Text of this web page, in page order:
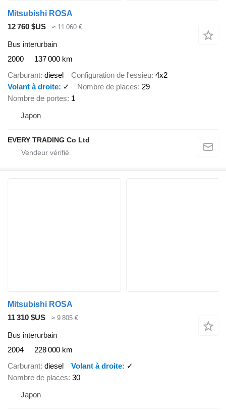
Mitsubishi ROSA
12 760 $US
≈ 11 060 €
Bus interurbain
2000
137 000 km
Carburant diesel Configuration de l'essieu 4x2
Volant à droite
✓ Nombre de places 29
Nombre de portes 1
Japon
EVERY TRADING Co Ltd
Mitsubishi ROSA
11 310 $US
≈ 9 805 €
Bus interurbain
2004
228 000 km
Carburant diesel Volant à droite
✓
Nombre de places 30
Japon